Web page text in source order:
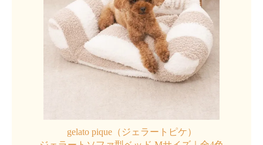
gelato pique（ジェラートピケ）